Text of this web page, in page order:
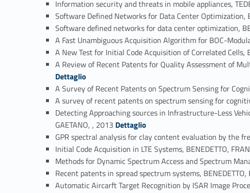
Information security and threats in mobile appliances,
Software Defined Networks for Data Center Optimization,
Software defined networks for data center optimization,
A Fast Unambiguous Acquisition Algorithm for BOC-
A New Test for Initial Code Acquisition of Correlated Cells,
A Review of Recent Patents for Quality Assessment of
Dettaglio
A Survey of Recent Patents on Spectrum Sensing for
A survey of recent patents on spectrum sensing for
Detecting Approaching sources in Infrastructure-Less
GAETANO, , 2013 Link identifier #identifier_person_92133-68
Dettaglio
GPR spectral analysis for clay content evaluation by the
Initial Code Acquisition in LTE Systems, BENEDETTO,
Methods for Dynamic Spectrum Access and Spectrum
Recent patents in spread spectrum systems, BENEDETTO,
Automatic Aircarft Target Recognition by ISAR Image